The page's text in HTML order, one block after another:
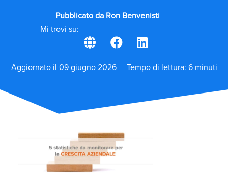
Pubblicato da Ron Benvenisti
Mi trovi su:
Aggiornato il 09 giugno 2026 Tempo di lettura: 6 minuti